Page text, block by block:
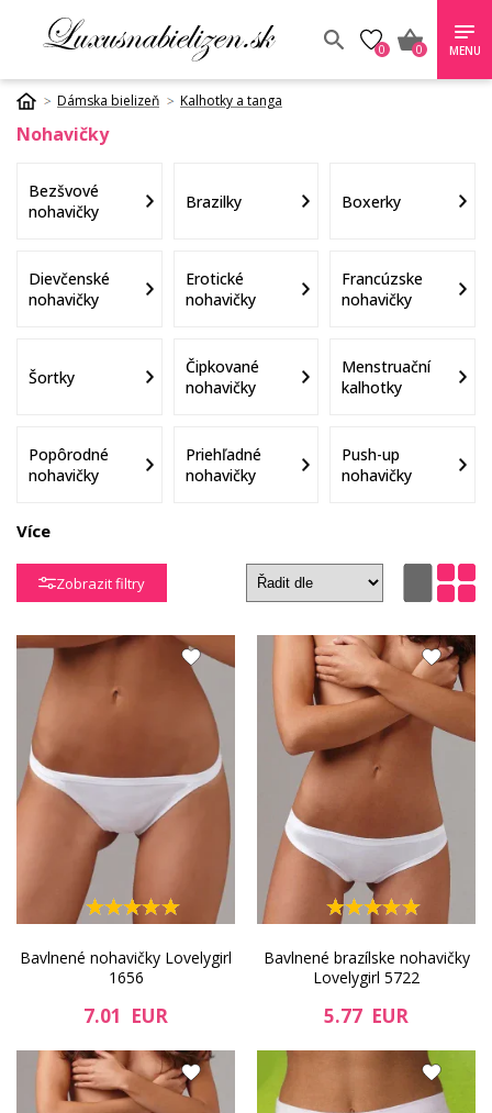
0 0 MENU
Dámska bielizeň Kalhotky a tanga
Nohavičky
Bezšvové
nohavičky
Brazilky Boxerky
Dievčenské
nohavičky
Erotické
nohavičky
Francúzske
nohavičky
Šortky
Čipkované
nohavičky
Menstruační
kalhotky
Popôrodné
nohavičky
Priehľadné
nohavičky
Push-up
nohavičky
Sťahovacie
nohavičky
nohavičky
výhodné balení
Nohavičky
podľa
materiálu
Nohavičky
podľa veľkostí
Nohavičky
podľa značiek
Více
Zobrazit filtry
Bavlnené nohavičky Lovelygirl
1656
7.01 EUR
Bavlnené brazílske nohavičky
Lovelygirl 5722
5.77 EUR